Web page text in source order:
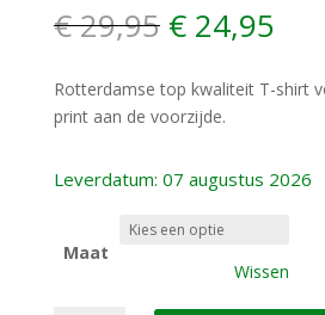
€29,95
prijs
was:
€ 29,95.
€24,95
is:
€
Rotterdamse top kwaliteit T-shirt
print aan de voorzijde.
Leverdatum: 07 augustus 2026
Maat
Wissen